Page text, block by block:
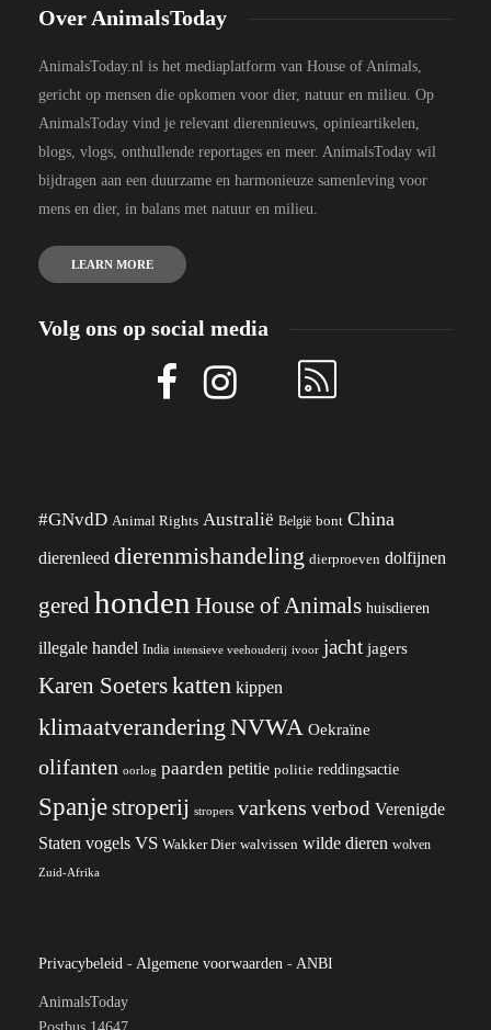
Over AnimalsToday
AnimalsToday.nl is het mediaplatform van House of Animals,
gericht op mensen die opkomen voor dier, natuur en milieu. Op
AnimalsToday vind je relevant dierennieuws, opinieartikelen,
blogs, vlogs, onthullende reportages en meer. AnimalsToday wil
bijdragen aan een duurzame en harmonieuze samenleving voor
mens en dier, in balans met natuur en milieu.
LEARN MORE
Volg ons op social media
#GNvdD Animal Rights Australië België bont China
dierenleed dierenmishandeling dierproeven dolfijnen
geredhonden House of Animals huisdieren
illegale handel India intensieve veehouderij ivoor jacht jagers
Karen Soeterskatten kippen
klimaatverandering NVWA Oekraïne
olifanten oorlog paarden petitie politie reddingsactie
Spanjestroperij stropers varkens verbod Verenigde
Staten vogels VS Wakker Dier walvissen wilde dieren wolven
Zuid-Afrika
Privacybeleid - Algemene voorwaarden - ANBI
AnimalsToday